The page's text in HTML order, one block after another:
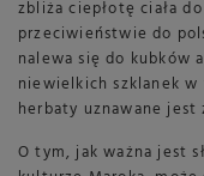
zbliża ciepłotę ciała
przeciwieństwie do
nalewa się do kubków
niewielkich szklanek
herbaty uznawane jest
O tym, jak ważna jest